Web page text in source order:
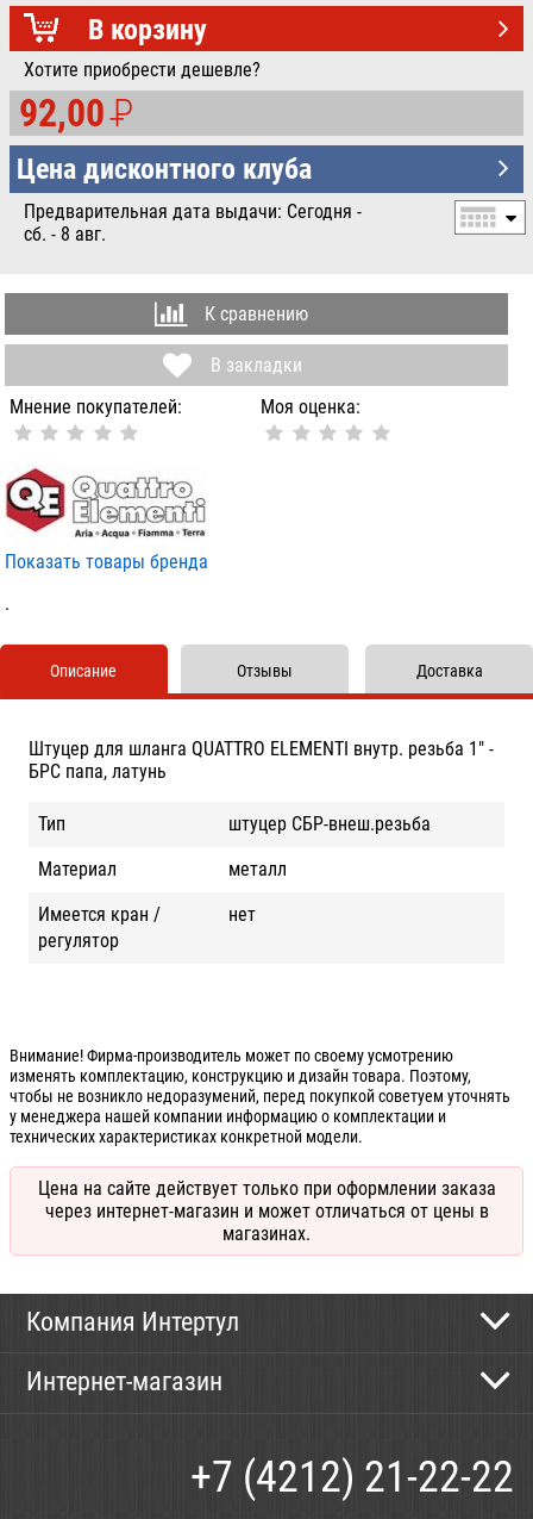
УБ.
В корзину
Хотите приобрести дешевле?
92,00P
УБ.
Цена дисконтного клуба
Предварительная дата выдачи: Сегодня -
сб. - 8 авг.
К сравнению
В закладки
Мнение покупателей:
Моя оценка:
Показать товары бренда
.
Описание
Штуцер для шланга QUATTRO ELEMENTI внутр. резьба 1" -
БРС папа, латунь
Тип
штуцер СБР-внеш.резьба
Материал
металл
Имеется кран /
регулятор
нет
Отзывы Доставка
Внимание! Фирма-производитель может по своему усмотрению
изменять комплектацию, конструкцию и дизайн товара. Поэтому,
чтобы не возникло недоразумений, перед покупкой советуем уточнять
у менеджера нашей компании информацию о комплектации и
технических характеристиках конкретной модели.
Цена на сайте действует только при оформлении заказа
через интернет-магазин и может отличаться от цены в
магазинах.
Компания Интертул
Новости
Интернет-магазин
+7 (4212) 21-22-22